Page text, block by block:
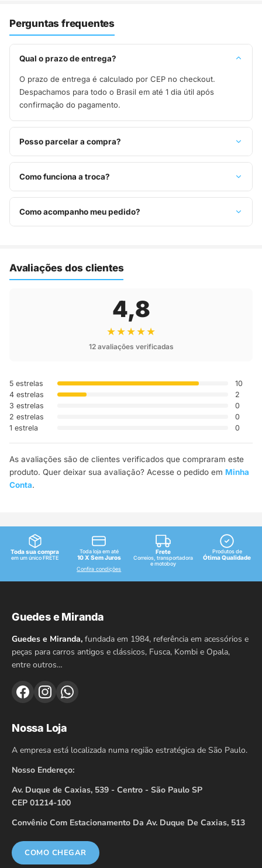
Perguntas frequentes
Qual o prazo de entrega?
O prazo de entrega é calculado por CEP no checkout.
Despachamos para todo o Brasil em até 1 dia útil após
confirmação do pagamento.
Posso parcelar a compra?
Sim, parcelamos em até 10x sem juros no cartão de crédito,
ou pague à vista no Pix com 8% de desconto.
Como funciona a troca?
Você tem 7 dias após o recebimento para solicitar troca.
Basta entrar em contato pelo WhatsApp ou e-mail.
Como acompanho meu pedido?
Avaliações dos clientes
4,8
★★★★★
12 avaliações verificadas
5 estrelas
10
4 estrelas
2
3 estrelas
0
2 estrelas
0
1 estrela
0
As avaliações são de clientes verificados que compraram este
produto. Quer deixar sua avaliação? Acesse o pedido em Minha
Conta.
Toda sua compra
em um único FRETE
Toda loja em até
10 X Sem Juros
Confira condições
Frete
Correios, transportadora
e motoboy
Produtos de
Ótima Qualidade
Guedes e Miranda
Guedes e Miranda, fundada em 1984, referência em acessórios e
peças para carros antigos e clássicos, Fusca, Kombi e Opala,
entre outros…
Nossa Loja
A empresa está localizada numa região estratégica de São Paulo.
Nosso Endereço:
Av. Duque de Caxias, 539 - Centro - São Paulo SP
CEP 01214-100
Convênio Com Estacionamento Da Av. Duque De Caxias, 513
COMO CHEGAR